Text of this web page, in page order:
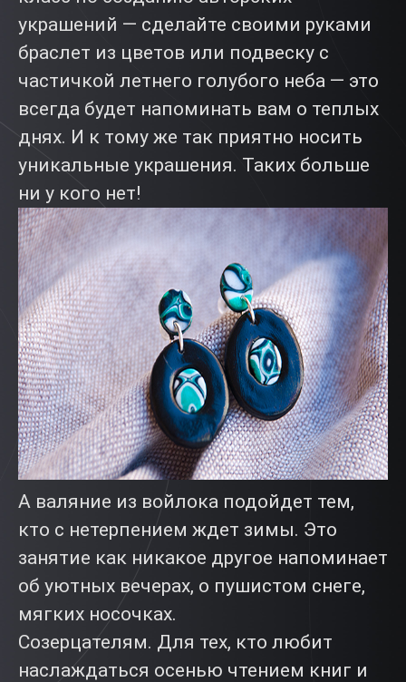
украшений — сделайте своими руками
браслет из цветов или подвеску с
частичкой летнего голубого неба — это
всегда будет напоминать вам о теплых
днях. И к тому же так приятно носить
уникальные украшения. Таких больше
ни у кого нет!
А валяние из войлока подойдет тем,
кто с нетерпением ждет зимы. Это
занятие как никакое другое напоминает
об уютных вечерах, о пушистом снеге,
мягких носочках.
Созерцателям. Для тех, кто любит
наслаждаться осенью чтением книг и